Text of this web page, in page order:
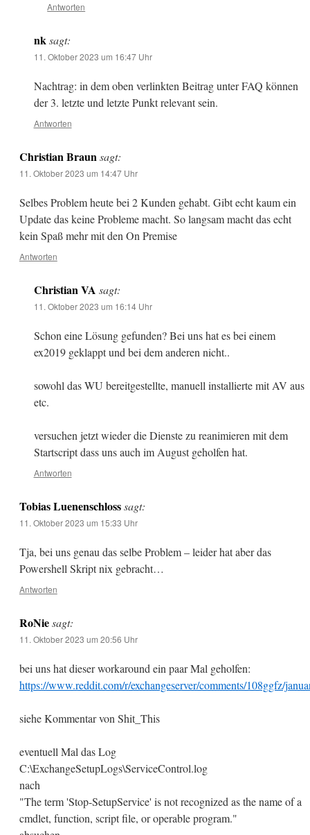
Antworten
nk sagt:
11. Oktober 2023 um 16:47 Uhr
Nachtrag: in dem oben verlinkten Beitrag unter FAQ können
der 3. letzte und letzte Punkt relevant sein.
Antworten
Christian Braun sagt:
11. Oktober 2023 um 14:47 Uhr
Selbes Problem heute bei 2 Kunden gehabt. Gibt echt kaum ein
Update das keine Probleme macht. So langsam macht das echt
kein Spaß mehr mit den On Premise
Antworten
Christian VA sagt:
11. Oktober 2023 um 16:14 Uhr
Schon eine Lösung gefunden? Bei uns hat es bei einem
ex2019 geklappt und bei dem anderen nicht..
sowohl das WU bereitgestellte, manuell installierte mit AV aus
etc.
versuchen jetzt wieder die Dienste zu reanimieren mit dem
Startscript dass uns auch im August geholfen hat.
Antworten
Tobias Luenenschloss sagt:
11. Oktober 2023 um 15:33 Uhr
Tja, bei uns genau das selbe Problem – leider hat aber das
Powershell Skript nix gebracht…
Antworten
RoNie sagt:
11. Oktober 2023 um 20:56 Uhr
bei uns hat dieser workaround ein paar Mal geholfen:
https://www.reddit.com/r/exchangeserver/comments/108ggfz/
siehe Kommentar von Shit_This
eventuell Mal das Log
C:\ExchangeSetupLogs\ServiceControl.log
nach
"The term 'Stop-SetupService' is not recognized as the name of a
cmdlet, function, script file, or operable program."